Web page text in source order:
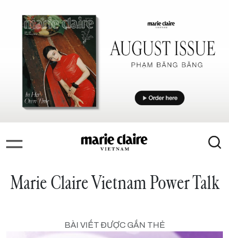
Marie Claire Vietnam Power Talk
BÀI VIẾT ĐƯỢC GẮN THẺ